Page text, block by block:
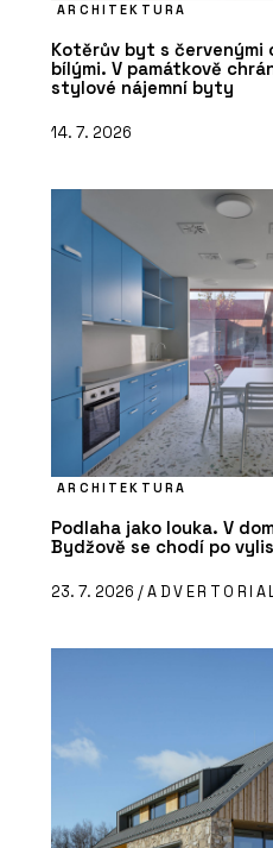
ARCHITEKTURA
Kotěrův byt s červenými
bílými. V památkově
stylové nájemní byty
14. 7. 2026
ARCHITEKTURA
Podlaha jako louka. V
Bydžově se chodí po
23. 7. 2026 /